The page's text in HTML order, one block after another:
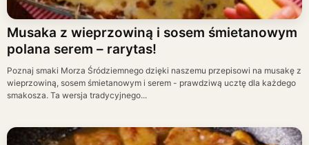
Musaka z wieprzowiną i sosem śmietanowym
polana serem – rarytas!
Poznaj smaki Morza Śródziemnego dzięki naszemu przepisowi na musakę z
wieprzowiną, sosem śmietanowym i serem - prawdziwą ucztę dla każdego
smakosza. Ta wersja tradycyjnego...